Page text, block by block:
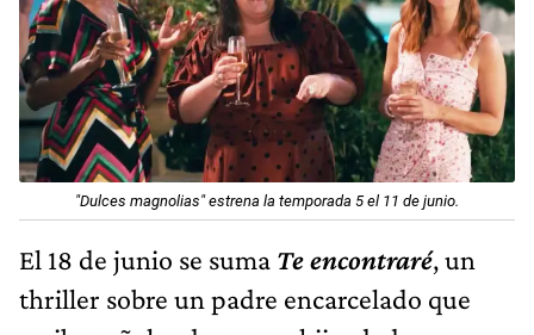
"Dulces magnolias" estrena la temporada 5 el 11 de junio.
El 18 de junio se suma Te encontraré, un
thriller sobre un padre encarcelado que